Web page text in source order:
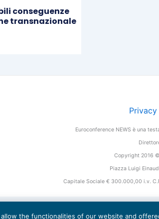
conseguenze
transnazionale
Euroconference NEWS è una
Copyright 2016 ©
Piazza Luigi
Capitale Sociale € 300.000,00 i.v.
the functionalities of our website and